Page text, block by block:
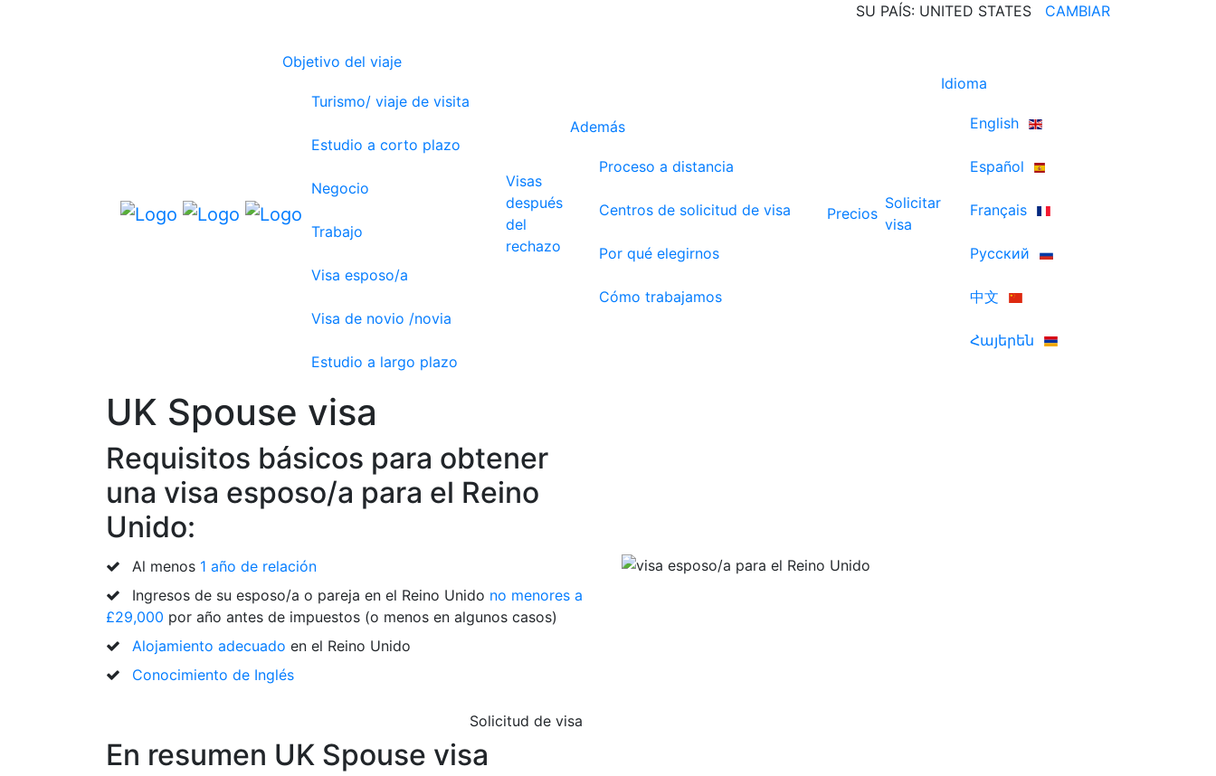
SU PAÍS: UNITED STATES CAMBIAR
Objetivo del viaje
Turismo/ viaje de visita
Estudio a corto plazo
Negocio
Trabajo
Visa esposo/a
Visa de novio /novia
Estudio a largo plazo
Visas
después
del
rechazo
Además
Proceso a distancia
Centros de solicitud de visa
Por qué elegirnos
Cómo trabajamos
Precios
Solicitar
visa
Idioma
English
Español
Français
Русский
中文
Հայերեն
UK Spouse visa
Requisitos básicos para obtener
una visa esposo/a para el Reino
Unido:
Al menos 1 año de relación
Ingresos de su esposo/a o pareja en el Reino Unido no menores a
£29,000 por año antes de impuestos (o menos en algunos casos)
Alojamiento adecuado en el Reino Unido
Conocimiento de Inglés
Solicitud de visa
En resumen UK Spouse visa